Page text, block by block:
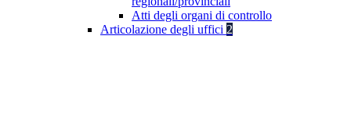
Atti degli organi di controllo
Articolazione degli uffici 2